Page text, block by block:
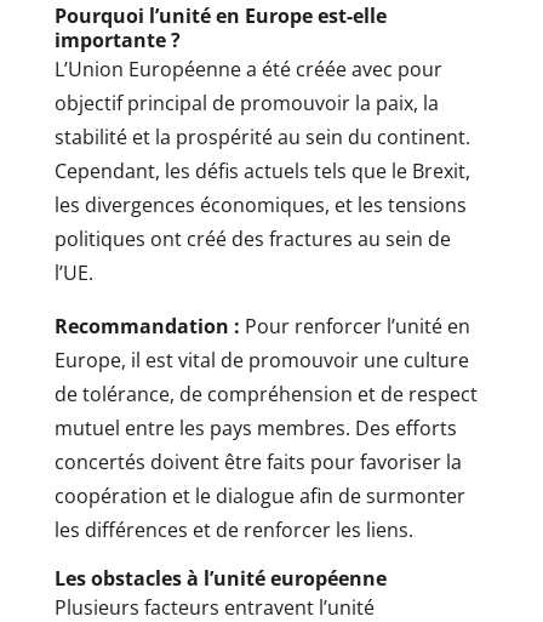
Pourquoi l’unité en Europe est-elle
importante ?
L’Union Européenne a été créée avec pour
objectif principal de promouvoir la paix, la
stabilité et la prospérité au sein du continent.
Cependant, les défis actuels tels que le Brexit,
les divergences économiques, et les tensions
politiques ont créé des fractures au sein de
l’UE.
Recommandation : Pour renforcer l’unité en
Europe, il est vital de promouvoir une culture
de tolérance, de compréhension et de respect
mutuel entre les pays membres. Des efforts
concertés doivent être faits pour favoriser la
coopération et le dialogue afin de surmonter
les différences et de renforcer les liens.
Les obstacles à l’unité européenne
Plusieurs facteurs entravent l’unité